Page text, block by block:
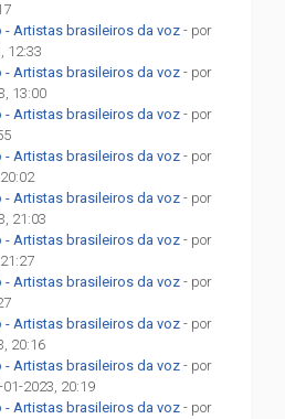
- Artistas brasileiros da voz - por
12:33
- Artistas brasileiros da voz - por
13:00
- Artistas brasileiros da voz - por
- Artistas brasileiros da voz - por
- Artistas brasileiros da voz - por
21:03
- Artistas brasileiros da voz - por
- Artistas brasileiros da voz - por
- Artistas brasileiros da voz - por
20:16
- Artistas brasileiros da voz - por
01-2023, 20:19
- Artistas brasileiros da voz - por